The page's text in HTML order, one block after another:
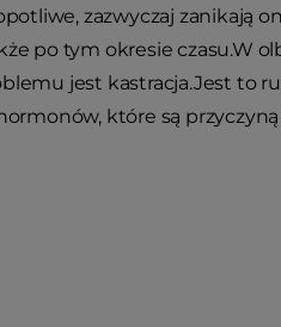
zazwyczaj zanikają
po tym okresie czasu.W
jest kastracja.Jest to
które są